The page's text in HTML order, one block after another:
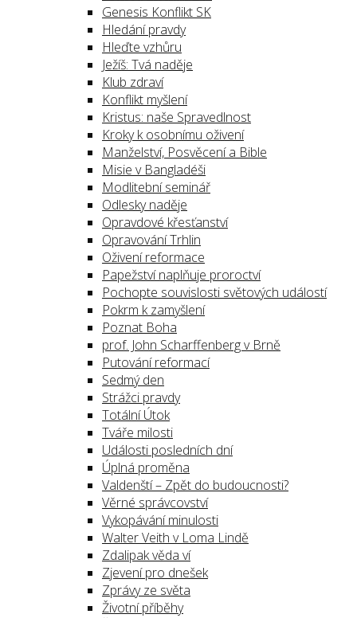
Genesis Konflikt SK
Hledání pravdy
Hleďte vzhůru
Ježíš: Tvá naděje
Klub zdraví
Konflikt myšlení
Kristus: naše Spravedlnost
Kroky k osobnímu oživení
Manželství, Posvěcení a Bible
Misie v Bangladéši
Modlitební seminář
Odlesky naděje
Opravdové křesťanství
Opravování Trhlin
Oživení reformace
Papežství naplňuje proroctví
Pochopte souvislosti světových událostí
Pokrm k zamyšlení
Poznat Boha
prof. John Scharffenberg v Brně
Putování reformací
Sedmý den
Strážci pravdy
Totální Útok
Tváře milosti
Události posledních dní
Úplná proměna
Valdenští – Zpět do budoucnosti?
Věrné správcovství
Vykopávání minulosti
Walter Veith v Loma Lindě
Zdalipak věda ví
Zjevení pro dnešek
Zprávy ze světa
Životní příběhy